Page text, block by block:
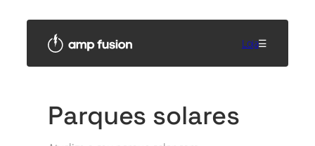
para
conteúdo
Loja☰
Parques solares